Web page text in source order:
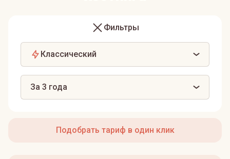
Фильтры
Классический
За 3 года
Подобрать тариф в один клик